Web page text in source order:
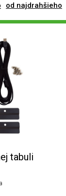
od najdrahšieho
tabuli